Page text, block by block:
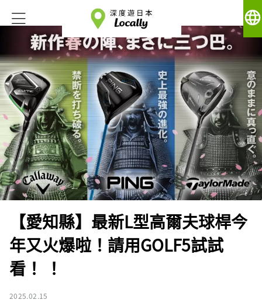
language
【愛知縣】最新L型高爾夫球桿今
年又火爆啦！請用GOLF5試試
看！ ！
2025.02.15